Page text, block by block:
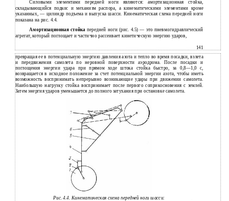
Силовыми элементами передней ноги являются: амортизационная стойка,
складывающийся подкос и механизм распора, а кинематическими элементами кроме
указанных, — цилиндр подъема и выпуска шасси. Кинематическая схема передней ноги
показана на рис. 4.4.
Амортизационная стойкапередней ноги (рис. 4.5) — это пневмогидравлический
агрегат, который поглощает и частично рассеивает кинетическую энергию ударов,
141
превращая ее в потенциальную энергию давления азота и тепло во время посадки, взлета
и передвижения самолета по неровной поверхности аэродрома. После посадки и
поглощения энергии удара при прямом ходе штока стойка быстро, за 0,8—1,0 с,
возвращается в исходное положение за счет потенциальной энергии азота, чтобы иметь
возможность воспринимать непрерывно возникающие удары при движении самолета.
Наибольшую нагрузку стойка воспринимает после первого соприкосновения с землей.
Затем энергия ударов уменьшается до полного затухания при остановке самолета.
Рис. 4.4. Кинематическая схема передней ноги шасси: